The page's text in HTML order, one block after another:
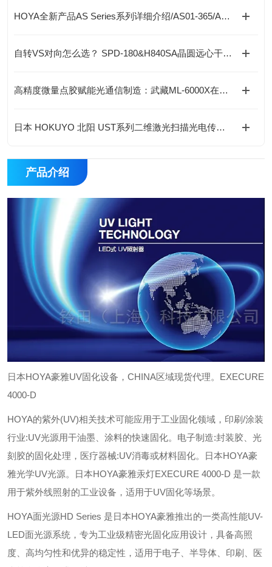
HOYA全新产品AS Series系列详细介绍/AS01-365/AS01-385/AS01-405
自转VS对向怎么选？ SPD-180&H840SA晶圆远心干燥机全维度技术选型
高精度微量点胶赋能光通信制造：武藏ML-6000X在高速光器件中的工艺应用
日本 HOKUYO 北阳 UST系列二维激光扫描光电传感器应用行业
产品介绍
日本HOYA豪雅UV固化设备，CHINA区域现货代理。EXECURE
4000-D
HOYA的紫外(UV)相关技术可能应用于工业固化领域，印刷/涂装
行业:UV光源用干油墨、涂料的快速固化。电子制造:封装胶、光
刻胶的固化处理，医疗器械:UV消毒或材料固化。日本HOYA豪
雅光学UV光源。
日本HOYA豪雅汞灯EXECURE 4000-D 是一款
用于紫外线照射的工业设备，适用于UV固化等场景。
‌HOYA面光源HD Series‌ 是日本HOYA豪雅推出的一类高性能UV-
LED面光源系统，专为工业级精密光固化应用设计，具备高照
度、高均匀性和优异的稳定性，适用于电子、半导体、印刷、医